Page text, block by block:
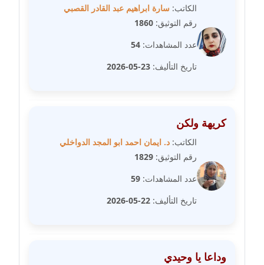
عاملة
عاملة
مدونة صفاء فوزي
عاملة
عاملة
مدونة طلبة رضوان
الكاتب: سارة ابراهيم عبد القادر القصبي
رقم التوثيق: 1860
عدد المشاهدات: 54
تاريخ التأليف: 23-05-2026
كريهة ولكن
الكاتب: د. ايمان احمد ابو المجد الدواخلي
رقم التوثيق: 1829
عدد المشاهدات: 59
تاريخ التأليف: 22-05-2026
وداعا يا وحيدي